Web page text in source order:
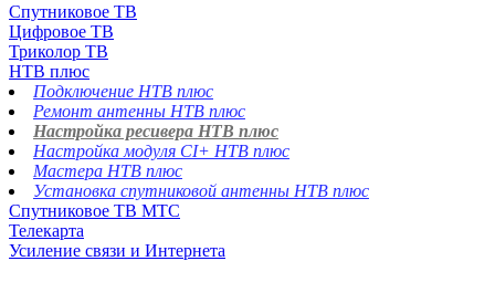
Спутниковое ТВ
Цифровое ТВ
Триколор ТВ
НТВ плюс
Подключение НТВ плюс
Ремонт антенны НТВ плюс
Настройка ресивера НТВ плюс
Настройка модуля CI+ НТВ плюс
Мастера НТВ плюс
Установка спутниковой антенны НТВ плюс
Спутниковое ТВ МТС
Телекарта
Усиление связи и Интернета